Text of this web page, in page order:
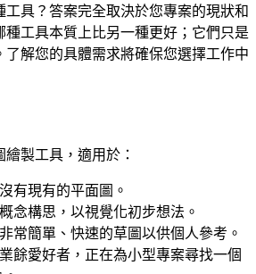
工具？答案完全取決於您專案的現狀和
種工具本質上比另一種更好；它們只是
了解您的具體需求將確保您選擇工作中
製工具，適用於：
有現有的平面圖。
念構思，以視覺化初步想法。
常簡單、快速的草圖以供個人參考。
餘愛好者，正在為小型專案尋找一個